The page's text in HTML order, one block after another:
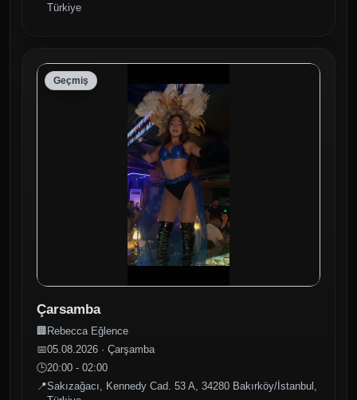
Türkiye
Geçmiş
Çarsamba
🏢Rebecca Eğlence
📅05.08.2026 · Çarşamba
🕒20:00 - 02:00
📍Sakızağacı, Kennedy Cad. 53 A, 34280 Bakırköy/İstanbul,